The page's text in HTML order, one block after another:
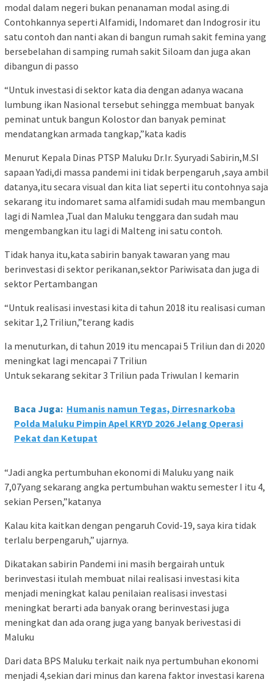
modal dalam negeri bukan penanaman modal asing.di
Contohkannya seperti Alfamidi, Indomaret dan Indogrosir itu
satu contoh dan nanti akan di bangun rumah sakit femina yang
bersebelahan di samping rumah sakit Siloam dan juga akan
dibangun di passo
“Untuk investasi di sektor kata dia dengan adanya wacana
lumbung ikan Nasional tersebut sehingga membuat banyak
peminat untuk bangun Kolostor dan banyak peminat
mendatangkan armada tangkap,”kata kadis
Menurut Kepala Dinas PTSP Maluku Dr.Ir. Syuryadi Sabirin,M.SI
sapaan Yadi,di massa pandemi ini tidak berpengaruh ,saya ambil
datanya,itu secara visual dan kita liat seperti itu contohnya saja
sekarang itu indomaret sama alfamidi sudah mau membangun
lagi di Namlea ,Tual dan Maluku tenggara dan sudah mau
mengembangkan itu lagi di Malteng ini satu contoh.
Tidak hanya itu,kata sabirin banyak tawaran yang mau
berinvestasi di sektor perikanan,sektor Pariwisata dan juga di
sektor Pertambangan
“Untuk realisasi investasi kita di tahun 2018 itu realisasi cuman
sekitar 1,2 Triliun,”terang kadis
Ia menuturkan, di tahun 2019 itu mencapai 5 Triliun dan di 2020
meningkat lagi mencapai 7 Triliun
Untuk sekarang sekitar 3 Triliun pada Triwulan I kemarin
Baca Juga: Humanis namun Tegas, Dirresnarkoba
Polda Maluku Pimpin Apel KRYD 2026 Jelang Operasi
Pekat dan Ketupat
“Jadi angka pertumbuhan ekonomi di Maluku yang naik
7,07yang sekarang angka pertumbuhan waktu semester I itu 4,
sekian Persen,”katanya
Kalau kita kaitkan dengan pengaruh Covid-19, saya kira tidak
terlalu berpengaruh,” ujarnya.
Dikatakan sabirin Pandemi ini masih bergairah untuk
berinvestasi itulah membuat nilai realisasi investasi kita
menjadi meningkat kalau penilaian realisasi investasi
meningkat berarti ada banyak orang berinvestasi juga
meningkat dan ada orang juga yang banyak berivestasi di
Maluku
Dari data BPS Maluku terkait naik nya pertumbuhan ekonomi
menjadi 4,sekian dari minus dan karena faktor investasi karena